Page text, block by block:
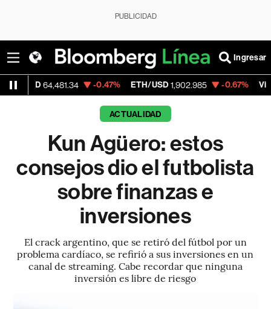
PUBLICIDAD
Ingresar
64,481.34 -0.47% ETH/USD 1,902.985 -0.67% Visa 368.54
ACTUALIDAD
Kun Agüero: estos
consejos dio el futbolista
sobre finanzas e
inversiones
El crack argentino, que se retiró del fútbol por un
problema cardíaco, se refirió a sus inversiones en un
canal de streaming. Cabe recordar que ninguna
inversión es libre de riesgo